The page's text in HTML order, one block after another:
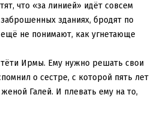
что «за линией» идёт совсем
зданиях, бродят по
не понимают, как угнетающе
Ирмы. Ему нужно решать свои
о сестре, с которой пять лет
Галей. И плевать ему на то,